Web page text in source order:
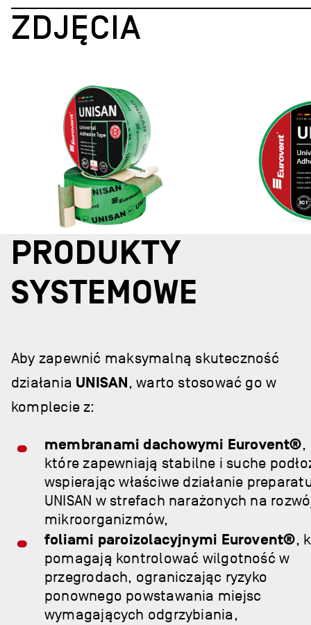
ZDJĘCIA
PRODUKTY
SYSTEMOWE
Aby zapewnić maksymalną skuteczność
działania UNISAN, warto stosować go w
komplecie z:
membranami dachowymi Eurovent®,
które zapewniają stabilne i suche
wspierając właściwe działanie
UNISAN w strefach narażonych na
mikroorganizmów,
foliami paroizolacyjnymi Eurovent®,
pomagają kontrolować wilgotność w
przegrodach, ograniczając ryzyko
ponownego powstawania miejsc
wymagających odgrzybiania,